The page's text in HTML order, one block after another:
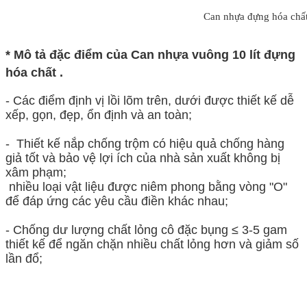
Can nhựa đựng hóa
* Mô tả đặc điểm của Can nhựa vuông 10 lít đựng
hóa chất .
- Các điểm định vị lồi lõm trên, dưới được thiết kế dễ
xếp, gọn, đẹp, ổn định và an toàn;
- Thiết kế nắp chống trộm có hiệu quả chống hàng
giả tốt và bảo vệ lợi ích của nhà sản xuất không bị
xâm phạm;
nhiều loại vật liệu được niêm phong bằng vòng "O"
để đáp ứng các yêu cầu điền khác nhau;
- Chống dư lượng chất lỏng cô đặc bụng ≤ 3-5 gam
thiết kế để ngăn chặn nhiều chất lỏng hơn và giảm số
lần đổ;